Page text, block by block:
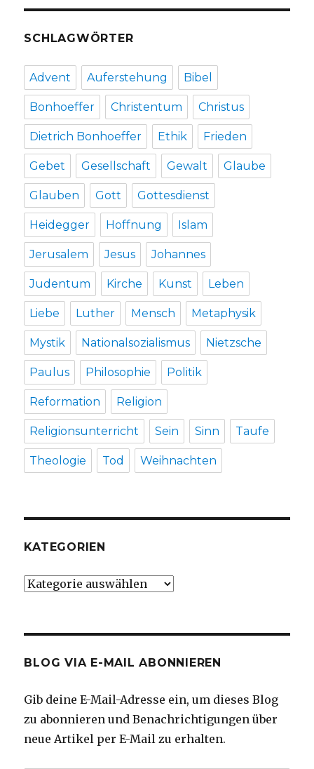
SCHLAGWÖRTER
Advent Auferstehung Bibel
Bonhoeffer Christentum Christus
Dietrich Bonhoeffer Ethik Frieden
Gebet Gesellschaft Gewalt Glaube
Glauben Gott Gottesdienst
Heidegger Hoffnung Islam
Jerusalem Jesus Johannes
Judentum Kirche Kunst Leben
Liebe Luther Mensch Metaphysik
Mystik Nationalsozialismus Nietzsche
Paulus Philosophie Politik
Reformation Religion
Religionsunterricht Sein Sinn Taufe
Theologie Tod Weihnachten
KATEGORIEN
Kategorien
BLOG VIA E-MAIL ABONNIEREN
Gib deine E-Mail-Adresse ein, um dieses Blog
zu abonnieren und Benachrichtigungen über
neue Artikel per E-Mail zu erhalten.